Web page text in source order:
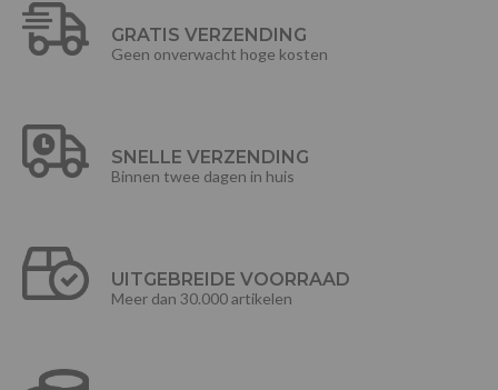
GRATIS VERZENDING
Geen onverwacht hoge kosten
SNELLE VERZENDING
Binnen twee dagen in huis
UITGEBREIDE VOORRAAD
Meer dan 30.000 artikelen